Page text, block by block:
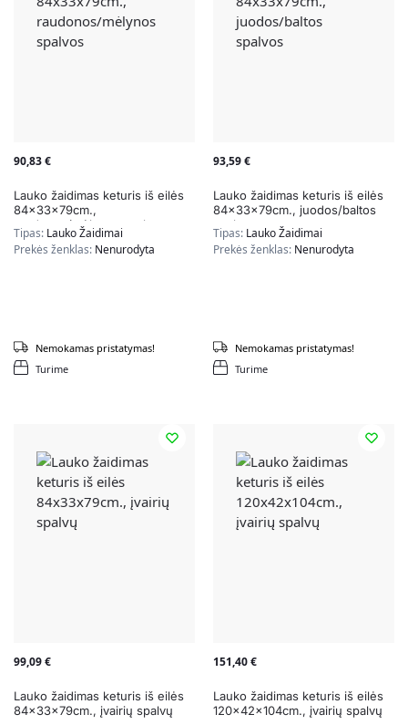
90,83€
Lauko žaidimas keturis iš eilės
84x33x79cm.,
raudonos/mėlynos spalvos
Tipas: Lauko Žaidimai
Prekės ženklas: Nenurodyta
Turime
Nemokamas pristatymas!
93,59€
Lauko žaidimas keturis iš eilės
84x33x79cm., juodos/baltos
spalvos
Tipas: Lauko Žaidimai
Prekės ženklas: Nenurodyta
Turime
Nemokamas pristatymas!
99,09€
Lauko žaidimas keturis iš eilės
84x33x79cm., įvairių spalvų
151,40€
Lauko žaidimas keturis iš eilės
120x42x104cm., įvairių spalvų